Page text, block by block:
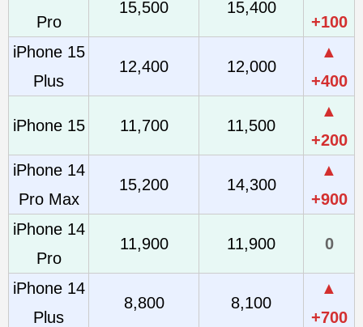
Pro
15,500 15,400
+100
iPhone 15
Plus
12,400 12,000
▲
+400
iPhone 15 11,700 11,500
▲
+200
iPhone 14
Pro Max
15,200 14,300
▲
+900
iPhone 14
Pro
11,900 11,900 0
iPhone 14
Plus
8,800 8,100
▲
+700